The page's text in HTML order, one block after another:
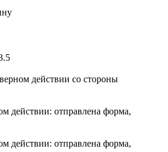
действии со стороны
действии: отправлена форма,
действии: отправлена форма,